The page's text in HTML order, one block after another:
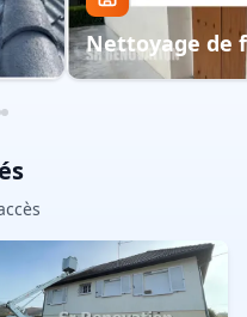
Nettoyage de